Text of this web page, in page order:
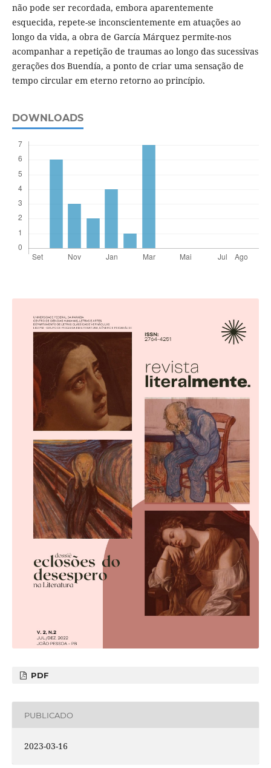
não pode ser recordada, embora aparentemente
esquecida, repete-se inconscientemente em atuações ao
longo da vida, a obra de García Márquez permite-nos
acompanhar a repetição de traumas ao longo das sucessivas
gerações dos Buendía, a ponto de criar uma sensação de
tempo circular em eterno retorno ao princípio.
DOWNLOADS
PDF
PUBLICADO
2023-03-16